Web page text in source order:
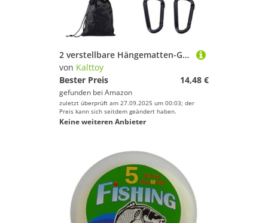
Klettern & Bouldern
Leichtathletik
Skateboarding
2 verstellbare Hängematten-Gurte, Outdoor-Camping-Zubehör, einfach zu bedienen
von Kalttoy
Bester Preis
14,48 €
gefunden bei Amazon
zuletzt überprüft am 27.09.2025 um 00:03; der
Preis kann sich seitdem geändert haben.
Keine weiteren Anbieter